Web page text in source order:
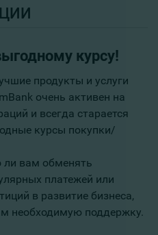
курсу!
продукты и услуги
очень активен на
и всегда старается
курсы покупки/
ли вам обменять
платежей или
в развитие бизнеса,
необходимую поддержку.